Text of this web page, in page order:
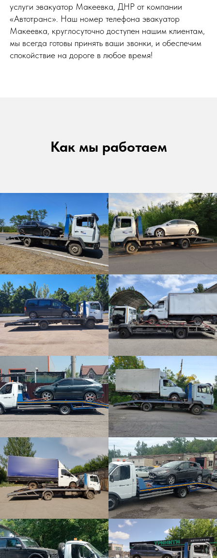
услуги эвакуатор Макеевка, ДНР от компании
«Автотранс». Наш номер телефона эвакуатор
Макеевка, круглосуточно доступен нашим клиентам,
мы всегда готовы принять ваши звонки, и обеспечим
спокойствие на дороге в любое время!
Как мы работаем